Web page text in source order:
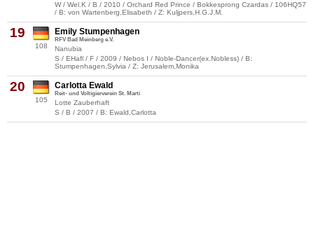
W / Wel.K / B / 2010 / Orchard Red Prince / Bokkesprong Czardas / 106HQ57
/ B: von Wartenberg,Elisabeth / Z: Kuljpers,H.G.J.M.
19
108
Emily Stumpenhagen
RFV Bad Meinberg e.V.
Nanubia
S / EHafl / F / 2009 / Nebos I / Noble-Dancer(ex.Nobless) / B:
Stumpenhagen,Sylvia / Z: Jerusalem,Monika
20
105
Carlotta Ewald
Reit- und Voltigierverein St. Marti
Lotte Zauberhaft
S / B / 2007 / B: Ewald,Carlotta